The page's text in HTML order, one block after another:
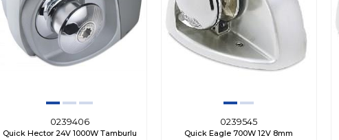
0239406
Quick Hector 24V 1000W Tamburlu
0239545
Quick Eagle 700W 12V 8mm